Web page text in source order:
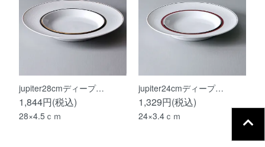
jupiter28cmディープ…
1,844円(税込)
28×4.5ｃｍ
jupiter24cmディープ…
1,329円(税込)
24×3.4ｃｍ